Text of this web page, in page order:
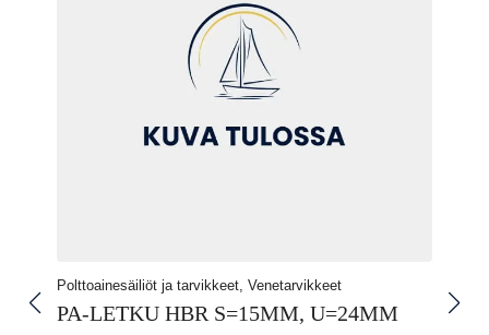
Polttoainesäiliöt ja tarvikkeet, Venetarvikkeet
PA-LETKU HBR S=15MM, U=24MM